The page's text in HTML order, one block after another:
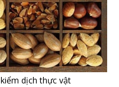
dịch thực vật